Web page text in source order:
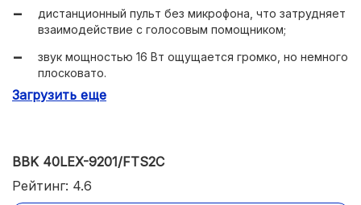
надежное подключение к Wi-fi;
приложений.
дистанционный пульт без микрофона, что затрудняет
взаимодействие с голосовым помощником;
звук мощностью 16 Вт ощущается громко, но немного
плосковато.
Загрузить еще
BBK 40LEX-9201/FTS2C
Рейтинг: 4.6